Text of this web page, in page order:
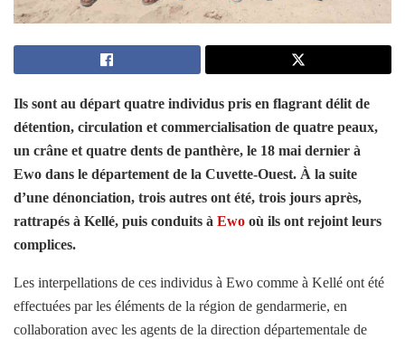
Ils sont au départ quatre individus pris en flagrant délit de
détention, circulation et commercialisation de quatre peaux,
un crâne et quatre dents de panthère, le 18 mai dernier à
Ewo dans le département de la Cuvette-Ouest. À la suite
d’une dénonciation, trois autres ont été, trois jours après,
rattrapés à Kellé, puis conduits à Ewo où ils ont rejoint leurs
complices.
Les interpellations de ces individus à Ewo comme à Kellé ont été
effectuées par les éléments de la région de gendarmerie, en
collaboration avec les agents de la direction départementale de